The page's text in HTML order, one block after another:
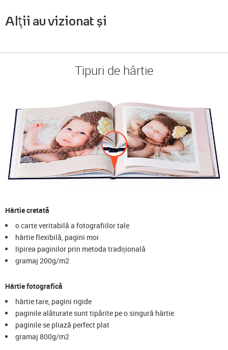
Alții au vizionat și
Tipuri de hârtie
Hârtie cretată
o carte veritabilă a fotografiilor tale
hârtie flexibilă, pagini moi
lipirea paginilor prin metoda tradițională
gramaj 200g/m2
Hârtie fotografică
hârtie tare, pagini rigide
paginile alăturate sunt tipărite pe o singură hârtie
paginile se pliază perfect plat
gramaj 800g/m2